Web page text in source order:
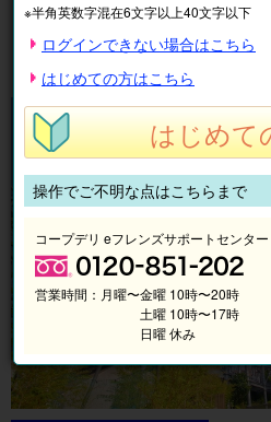
※半角英数字混在6文字以上40文字以下
ログインできない場合はこちら
はじめての方はこちら
はじめて
操作でご不明な点はこちらまで
コープデリ eフレンズサポートセンター
営業時間： 月曜〜金曜 10時〜20時
土曜 10時〜17時
日曜 休み